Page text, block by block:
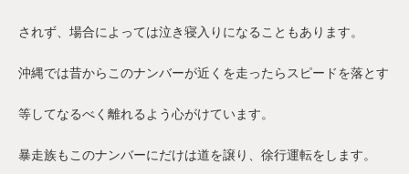
されず、場合によっては泣き寝入りになることもあります。
沖縄では昔からこのナンバーが近くを走ったらスピードを落とす
等してなるべく離れるよう心がけています。
暴走族もこのナンバーにだけは道を譲り、徐行運転をします。